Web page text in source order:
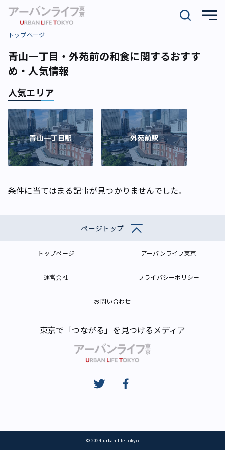
トップページ
青山一丁目・外苑前の和食に関するおすす
め・人気情報
人気エリア
青山一丁目駅 外苑前駅
条件に当てはまる記事が見つかりませんでした。
ページトップ
トップページ アーバンライフ東京
運営会社 プライバシーポリシー
お問い合わせ
東京で「つながる」を見つけるメディア
© 2024 urban life tokyo